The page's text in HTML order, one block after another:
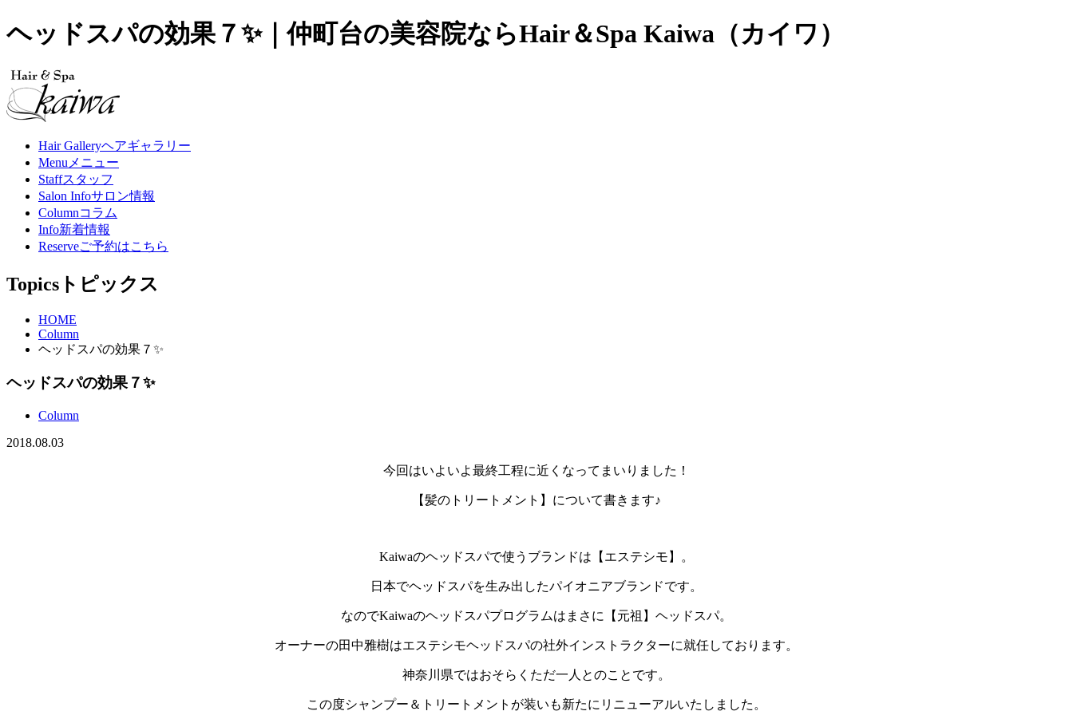
ヘッドスパの効果７✨｜仲町台の美容院ならHair＆Spa Kaiwa（カイワ）
Hair Galleryヘアギャラリー
Menu メニュー
Staffスタッフ
Salon Infoサロン情報
Columnコラム
Info新着情報
Reserveご予約はこちら
Topics トピックス
HOME
Column
ヘッドスパの効果７✨
ヘッドスパの効果７✨
Column
2018.08.03
今回はいよいよ最終工程に近くなってまいりました！
【髪のトリートメント】について書きます♪
Kaiwaのヘッドスパで使うブランドは【エステシモ】。
日本でヘッドスパを生み出したパイオニアブランドです。
なのでKaiwaのヘッドスパプログラムはまさに【元祖】ヘッドスパ。
オーナーの田中雅樹はエステシモヘッドスパの社外インストラクターに就任しております。
神奈川県ではおそらくただ一人とのことです。
この度シャンプー＆トリートメントが装いも新たにリニューアルいたしました。